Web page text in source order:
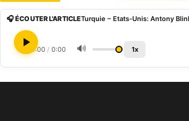
🎧 ÉCOUTER L'ARTICLE
0:00 / 0:00 🔊 1x